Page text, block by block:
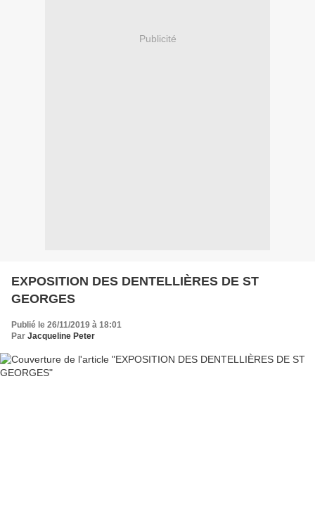
Publicité
EXPOSITION DES DENTELLIÈRES DE ST
GEORGES
Publié le 26/11/2019 à 18:01
Par Jacqueline Peter